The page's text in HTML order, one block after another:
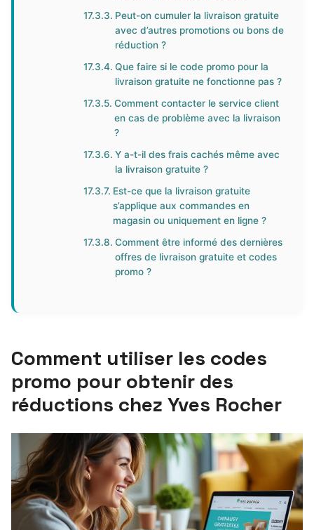
Peut-on cumuler la livraison gratuite
avec d’autres promotions ou bons de
réduction ?
Que faire si le code promo pour la
livraison gratuite ne fonctionne pas ?
Comment contacter le service client
en cas de problème avec la livraison
?
Y a-t-il des frais cachés même avec
la livraison gratuite ?
Est-ce que la livraison gratuite
s’applique aux commandes en
magasin ou uniquement en ligne ?
Comment être informé des dernières
offres de livraison gratuite et codes
promo ?
Comment utiliser les codes
promo pour obtenir des
réductions chez Yves Rocher